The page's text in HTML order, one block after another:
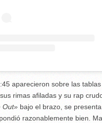
aparecieron sobre las
rimas afiladas y su rap
Out» bajo el brazo, se
razonablemente bien.